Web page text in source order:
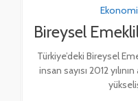
Bireysel
Türkiye’deki Bireysel
insan sayısı 2012